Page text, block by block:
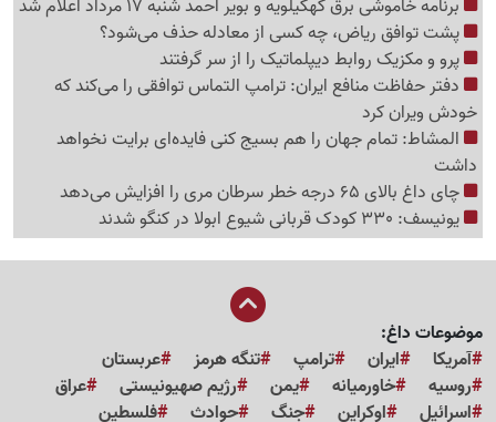
برنامه خاموشی برق کهکیلویه و بویر احمد شنبه 17 مرداد اعلام شد
پشت توافق ریاض، چه کسی از معادله حذف می‌شود؟
پرو و مکزیک روابط دیپلماتیک را از سر گرفتند
دفتر حفاظت منافع ایران: ترامپ التماس توافقی را می‌کند که
خودش ویران کرد
المشاط: تمام جهان را هم بسیج کنی فایده‌ای برایت نخواهد
داشت
چای داغ بالای 65 درجه خطر سرطان مری را افزایش می‌دهد
یونیسف: 330 کودک قربانی شیوع ابولا در کنگو شدند
موضوعات داغ:
آمریکا
ایران ترامپ تنگه هرمز
عربستان
روسیه
خاورمیانه یمن رژیم صهیونیستی
عراق
اسرائیل
اوکراین جنگ حوادث فلسطین